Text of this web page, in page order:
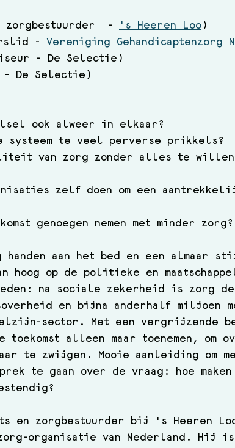
zorgbestuurder  -
's Heeren Loo )
- Vereniging Gehandicaptenzorg
- De Selectie)
- De Selectie)
ook alweer in elkaar?
systeem te veel perverse prikkels?
van zorg zonder alles te willen
zelf doen om een
genoegen nemen met minder zorg?
aan het bed en een almaar
hoog op de politieke en
na sociale zekerheid is zorg
en bijna anderhalf miljoen
sector. Met een vergrijzende
alleen maar toenemen, om
te zwijgen. Mooie aanleiding om
te gaan over de vraag: hoe
en zorgbestuurder bij 's Heeren
organisatie van Nederland. Hij